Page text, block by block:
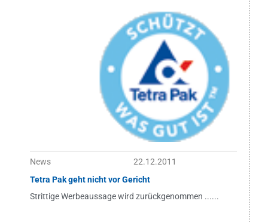
News
22.12.2011
Tetra Pak geht nicht vor Gericht
Strittige Werbeaussage wird zurückgenommen ......